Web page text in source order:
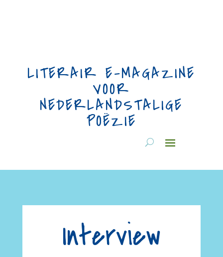
LITERAIR E-MAGAZINE
VOOR
NEDERLANDSTALIGE
POËZIE
Interview